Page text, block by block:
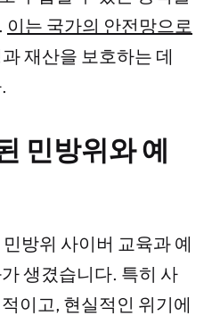
이는 국가의 안전망으로
재산을 보호하는 데
민방위와 예
방위 사이버 교육과 예
생겼습니다. 특히 사
이고, 현실적인 위기에